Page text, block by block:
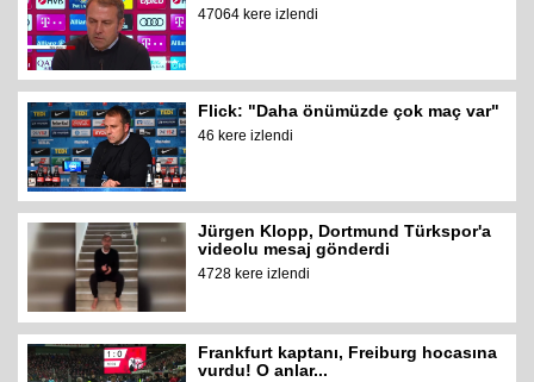
47064 kere izlendi
Flick: "Daha önümüzde çok maç var"
46 kere izlendi
Jürgen Klopp, Dortmund Türkspor'a
videolu mesaj gönderdi
4728 kere izlendi
Frankfurt kaptanı, Freiburg hocasına
vurdu! O anlar...